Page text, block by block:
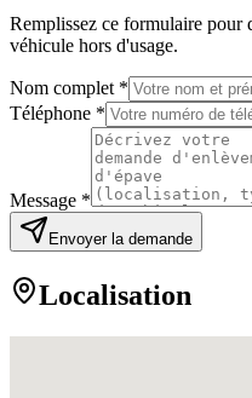
Remplissez ce formulaire pour
véhicule hors d'usage.
Nom complet *
Téléphone *
Message *
Envoyer la demande
Localisation